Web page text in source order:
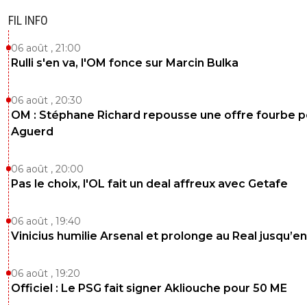
FIL INFO
06 août , 21:00
Rulli s'en va, l'OM fonce sur Marcin Bulka
06 août , 20:30
OM : Stéphane Richard repousse une offre fourbe
Aguerd
06 août , 20:00
Pas le choix, l'OL fait un deal affreux avec Getafe
06 août , 19:40
Vinicius humilie Arsenal et prolonge au Real
06 août , 19:20
Officiel : Le PSG fait signer Akliouche pour 50 ME